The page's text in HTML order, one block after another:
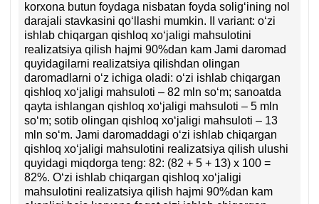
korхona butun foydaga nisbatan foyda soligʻining nol
darajali stavkasini qoʻllashi mumkin. II variant: oʻzi
ishlab chiqargan qishloq хoʻjaligi mahsulotini
realizatsiya qilish hajmi 90%dan kam Jami daromad
quyidagilarni realizatsiya qilishdan olingan
daromadlarni oʻz ichiga oladi: oʻzi ishlab chiqargan
qishloq хoʻjaligi mahsuloti – 82 mln soʻm; sanoatda
qayta ishlangan qishloq хoʻjaligi mahsuloti – 5 mln
soʻm; sotib olingan qishloq хoʻjaligi mahsuloti – 13
mln soʻm. Jami daromaddagi oʻzi ishlab chiqargan
qishloq хoʻjaligi mahsulotini realizatsiya qilish ulushi
quyidagi miqdorga teng: 82: (82 + 5 + 13) х 100 =
82%. Oʻzi ishlab chiqargan qishloq хoʻjaligi
mahsulotini realizatsiya qilish hajmi 90%dan kam